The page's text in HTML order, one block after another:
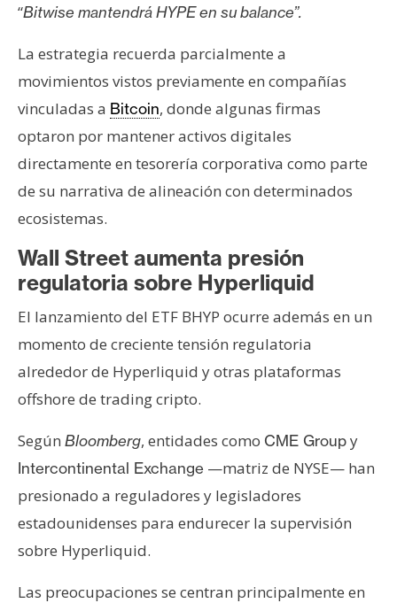
“Bitwise mantendrá HYPE en su balance”.
La estrategia recuerda parcialmente a
movimientos vistos previamente en compañías
vinculadas a Bitcoin, donde algunas firmas
optaron por mantener activos digitales
directamente en tesorería corporativa como parte
de su narrativa de alineación con determinados
ecosistemas.
Wall Street aumenta presión
regulatoria sobre Hyperliquid
El lanzamiento del ETF BHYP ocurre además en un
momento de creciente tensión regulatoria
alrededor de Hyperliquid y otras plataformas
offshore de trading cripto.
Según Bloomberg, entidades como CME Groupy
Intercontinental Exchange —matriz de NYSE— han
presionado a reguladores y legisladores
estadounidenses para endurecer la supervisión
sobre Hyperliquid.
Las preocupaciones se centran principalmente en